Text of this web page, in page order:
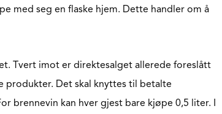
med seg en flaske hjem. Dette handler om å
Tvert imot er direktesalget allerede foreslått
produkter. Det skal knyttes til betalte
brennevin kan hver gjest bare kjøpe 0,5 liter. I